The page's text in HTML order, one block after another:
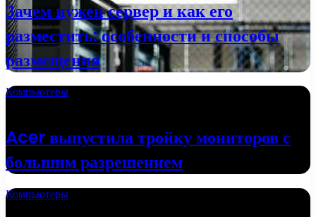
Зачем нужен сервер и как его
разместить: особенности и способы
размещения
Компьютеры
Acer выпустила тройку мониторов с
большим разрешением
Компьютеры